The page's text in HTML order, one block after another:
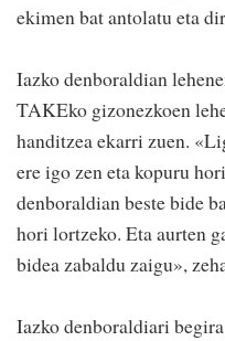
ekimen bat antolatu eta
Iazko denboraldian
TAKEko gizonezkoen
handitzea ekarri zuen.
ere igo zen eta kopuru
denboraldian beste bide
hori lortzeko. Eta aurten
bidea zabaldu zaigu»,
Iazko denboraldiari